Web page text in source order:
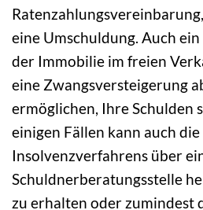
eine Umschuldung. Auch
der Immobilie im freien
eine Zwangsversteigerung
ermöglichen, Ihre Schulden
einigen Fällen kann auch
Insolvenzverfahrens über
Schuldnerberatungsstelle
zu erhalten oder zumindest